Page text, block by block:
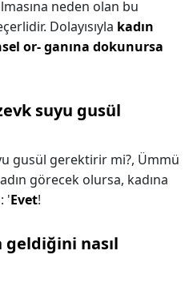
neden olan bu
Dolayısıyla kadın
or- ganına dokunursa
suyu gusül
gusül gerektirir mi?, Ümmü
görecek olursa, kadına
'Evet!
geldiğini nasıl